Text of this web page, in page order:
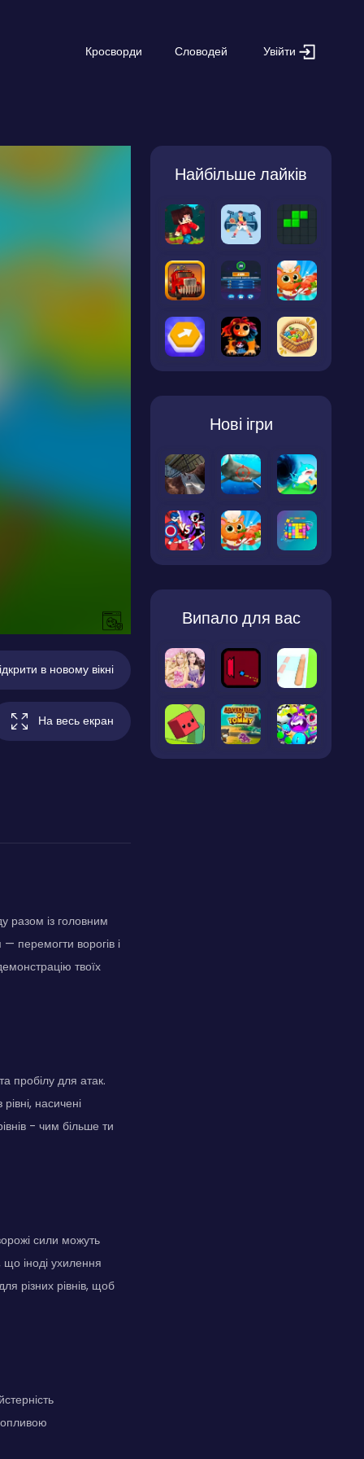
Кросворди Словодей Увійти
в новому вікні
На весь екран
разом із головним
— перемогти ворогів і
твоїх
пробілу для атак.
насичені
- чим більше ти
сили можуть
іноді ухилення
різних рівнів, щоб
Найбільше лайків
Нові ігри
Випало для вас